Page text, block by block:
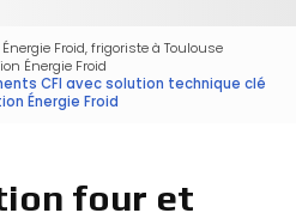
Froid, frigoriste à Toulouse
Énergie Froid
CFI avec solution technique clé
Énergie Froid
four et